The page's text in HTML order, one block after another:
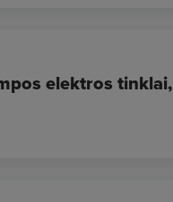
elektros tinklai,